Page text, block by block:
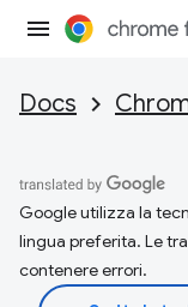
Docs
Google utilizza la
lingua preferita. Le
contenere errori.